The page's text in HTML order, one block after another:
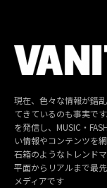
現在、色々な情報が錯
てきているのも事実で
を発信し、MUSIC・
い情報やコンテンツを
石箱のようなトレンド
平面からリアルまで最
メディアです